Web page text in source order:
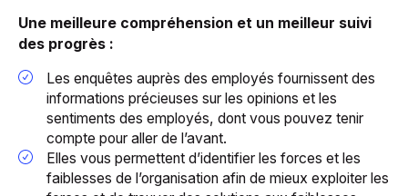
Une meilleure compréhension et un meilleur suivi
des progrès :
Les enquêtes auprès des employés fournissent des
informations précieuses sur les opinions et les
sentiments des employés, dont vous pouvez tenir
compte pour aller de l’avant.
Elles vous permettent d’identifier les forces et les
faiblesses de l’organisation afin de mieux exploiter les